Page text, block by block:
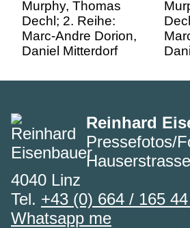
Reinhard
Pressefotos/
4040 Linz
Tel. +43 (0) 664 / 165
Whatsapp me